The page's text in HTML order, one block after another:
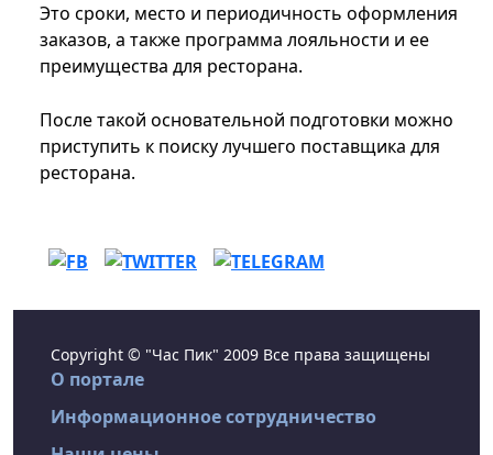
Это сроки, место и периодичность оформления
заказов, а также программа лояльности и ее
преимущества для ресторана.
После такой основательной подготовки можно
приступить к поиску лучшего поставщика для
ресторана.
Copyright © "Час Пик" 2009 Все права защищены
О портале
Информационное сотрудничество